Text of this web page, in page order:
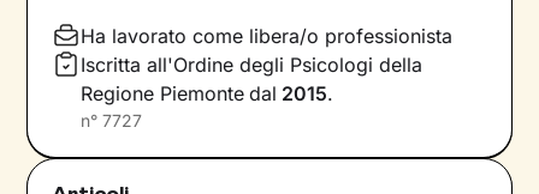
che in età adulta si attivano in maniera
automatica - è la chiave per innescare il
cambiamento.
ciò che per tanto tempo è rimasto dietro le
Ha lavorato come libera/o professionista
Iscritta all'Ordine degli Psicologi della
Regione Piemonte dal 2015.
n° 7727